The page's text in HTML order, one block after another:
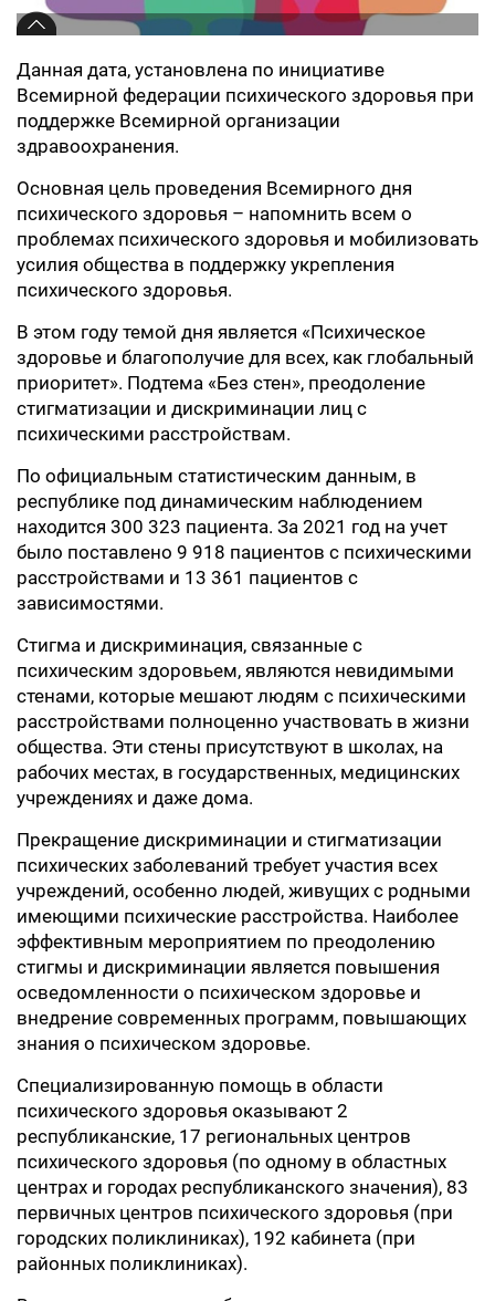
Данная дата, установлена по инициативе
Всемирной федерации психического здоровья при
поддержке Всемирной организации
здравоохранения.
Основная цель проведения Всемирного дня
психического здоровья – напомнить всем о
проблемах психического здоровья и мобилизовать
усилия общества в поддержку укрепления
психического здоровья.
В этом году темой дня является «Психическое
здоровье и благополучие для всех, как глобальный
приоритет». Подтема «Без стен», преодоление
стигматизации и дискриминации лиц с
психическими расстройствам.
По официальным статистическим данным, в
республике под динамическим наблюдением
находится 300 323 пациента. За 2021 год на учет
было поставлено 9 918 пациентов с психическими
расстройствами и 13 361 пациентов с
зависимостями.
Стигма и дискриминация, связанные с
психическим здоровьем, являются невидимыми
стенами, которые мешают людям с психическими
расстройствами полноценно участвовать в жизни
общества. Эти стены присутствуют в школах, на
рабочих местах, в государственных, медицинских
учреждениях и даже дома.
Прекращение дискриминации и стигматизации
психических заболеваний требует участия всех
учреждений, особенно людей, живущих с родными
имеющими психические расстройства. Наиболее
эффективным мероприятием по преодолению
стигмы и дискриминации является повышения
осведомленности о психическом здоровье и
внедрение современных программ, повышающих
знания о психическом здоровье.
Специализированную помощь в области
психического здоровья оказывают 2
республиканские, 17 региональных центров
психического здоровья (по одному в областных
центрах и городах республиканского значения), 83
первичных центров психического здоровья (при
городских поликлиниках), 192 кабинета (при
районных поликлиниках).